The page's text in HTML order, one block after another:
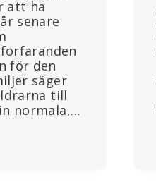
att ha
senare
för den
säger
till
normala,…